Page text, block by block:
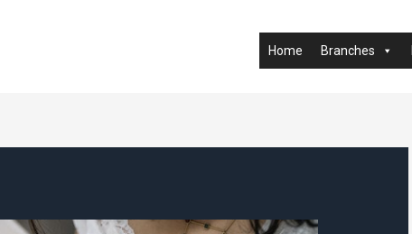
Home Branches